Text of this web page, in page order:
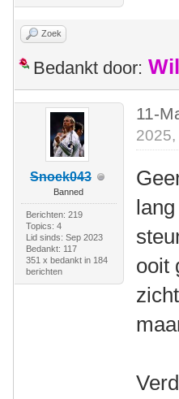
Zoek
Bedankt door:
Snoek043
Banned
Berichten: 219
Topics: 4
Lid sinds: Sep 2023
Bedankt: 117
351 x bedankt in 184
berichten
11-
ooit